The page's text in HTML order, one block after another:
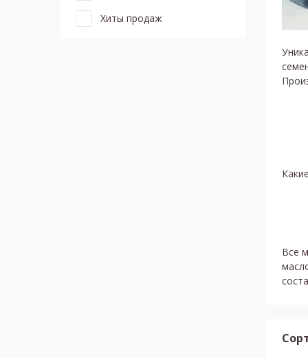
Хиты продаж
Все